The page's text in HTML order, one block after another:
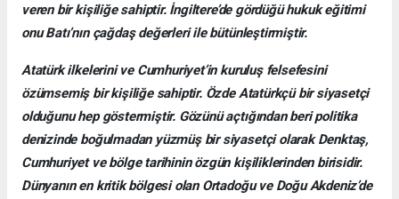
veren bir kişiliğe sahiptir. İngiltere’de gördüğü hukuk eğitimi
onu Batı’nın çağdaş değerleri ile bütünleştirmiştir.
Atatürk ilkelerini ve Cumhuriyet’in kuruluş felsefesini
özümsemiş bir kişiliğe sahiptir. Özde Atatürkçü bir siyasetçi
olduğunu hep göstermiştir. Gözünü açtığından beri politika
denizinde boğulmadan yüzmüş bir siyasetçi olarak Denktaş,
Cumhuriyet ve bölge tarihinin özgün kişiliklerinden birisidir.
Dünyanın en kritik bölgesi olan Ortadoğu ve Doğu Akdeniz’de